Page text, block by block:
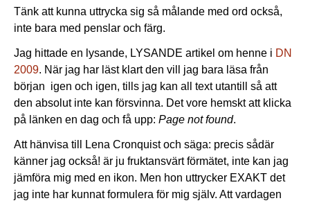
Tänk att kunna uttrycka sig så målande med ord också,
inte bara med penslar och färg.
Jag hittade en lysande, LYSANDE artikel om henne i DN
2009. När jag har läst klart den vill jag bara läsa från
början igen och igen, tills jag kan all text utantill så att
den absolut inte kan försvinna. Det vore hemskt att klicka
på länken en dag och få upp: Page not found.
Att hänvisa till Lena Cronquist och säga: precis sådär
känner jag också! är ju fruktansvärt förmätet, inte kan jag
jämföra mig med en ikon. Men hon uttrycker EXAKT det
jag inte har kunnat formulera för mig själv. Att vardagen